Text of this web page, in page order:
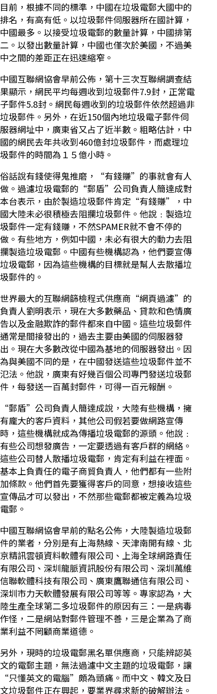
目前，根據不同的標準，中國在垃圾電郵大國中的
排名，有高有低。以垃圾郵件伺服器所在國計算，
中國最多。以接受垃圾電郵的數量計算，中國排第
二。以發出數量計算，中國也僅次於美國，不過美
中之間的差距正在迅速縮窄。
中國互聯網協會早前公佈，第十三次互聯網調查結
果顯示，網民平均每週收到垃圾郵件7.9封，正常電
子郵件5.8封。網民每週收到的垃圾郵件依然超過非
垃圾郵件。另外，在近150個內地垃圾電子郵件伺
服器網址中，廣東省又占了近半數。粗略估計，中
國的網民去年共收到460億封垃圾郵件，而處理垃
圾郵件的時間為１５億小時。
俗話說有錢使得鬼推磨，“有錢賺”的事就會有人
做。過濾垃圾電郵的“郵盾”公司負責人簡達成對
本台表示，由於製造垃圾郵件肯定“有錢賺”，中
國大陸未必很積極去阻攔垃圾郵件。他說﹕製造垃
圾郵件一定有錢賺，不然SPAMER就不會不停的
做。有些地方，例如中國，未必有很大的動力去阻
攔製造垃圾電郵。中國有些機構認為，他們要宣傳
垃圾電郵，因為這些機構的目標就是幫人去散播垃
圾郵件的。
世界最大的互聯網篩檢程式供應商“網頁過濾”的
負責人劉明表示，現在大多數藥品、貸款和色情廣
告以及金融欺詐的郵件都來自中國。這些垃圾郵件
通常是間接發出的，過去主要由美國的伺服器發
出。現在大多數改從中國為基地的伺服器發出。因
為與美國不同的是，在中國發送這些垃圾郵件並不
氾法。他說，廣東有好幾百個公司專門發送垃圾郵
件，每發送一百萬封郵件，可得一百元報酬。
“郵盾”公司負責人簡達成說，大陸有些機構，擁
有龐大的客戶資料，其他公司假若要做網路宣傳
時，這些機構就成為傳播垃圾電郵的源頭。他說﹕
有些公司想發廣告，一定要透過有客戶群的網絡。
這些公司替人散播垃圾電郵，肯定有利益在裡面。
基本上負責任的電子商貿負責人，他們都有一些附
加條款。他們首先要獲得客戶的同意，想接收這些
宣傳品才可以發出，不然那些電郵都被定義為垃圾
電郵。
中國互聯網協會早前的點名公佈，大陸製造垃圾郵
件的業者，分別是有上海熱線、天津南開有線、北
京精訊雲頓資料軟體有限公司、上海全球網路責任
有限公司、深圳龍脈資訊股份有限公司、深圳萬維
信聯軟體科技有限公司、廣東鷹聯通信有限公司、
深圳市力天軟體發展有限公司等等。專家認為，大
陸生產全球第二多垃圾郵件的原因有三：一是病毒
作怪，二是網站對郵件管理不善，三是企業為了商
業利益不罔顧商業道德。
另外，現時的垃圾電郵黑名單供應商，只能辨認英
文的電郵主題，無法過濾中文主題的垃圾電郵，讓
“只懂英文的電腦”頗為頭痛。而中文、韓文及日
文垃圾郵件正在興起，要業界尋求新的破解辦法。